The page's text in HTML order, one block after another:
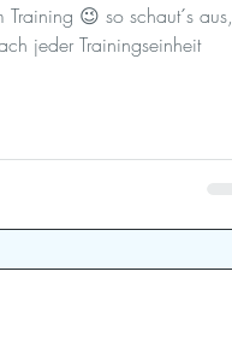
😉 so schaut´s aus,
jeder Trainingseinheit